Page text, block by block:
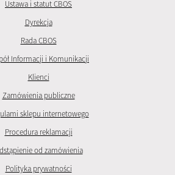
Ustawa i statut CBOS
Dyrekcja
Rada CBOS
Informacji i Komunikacji
Klienci
Zamówienia publiczne
sklepu internetowego
Procedura reklamacji
od zamówienia
Polityka prywatności